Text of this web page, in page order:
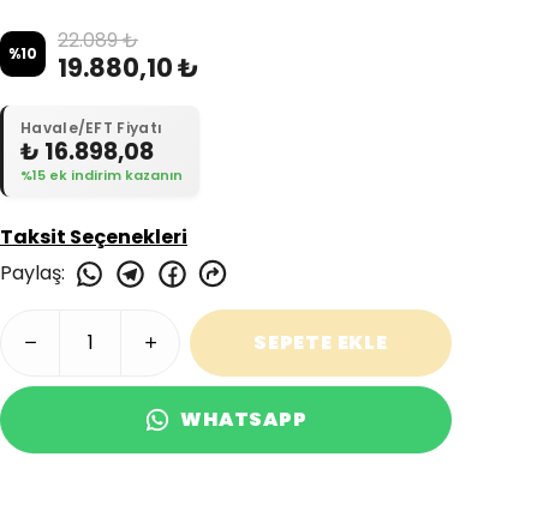
%10 22.089 ₺
19.880,10 ₺
Havale/EFT Fiyatı
₺ 16.898,08
%15 ek indirim kazanın
Taksit Seçenekleri
Paylaş:
SEPETE EKLE
WHATSAPP